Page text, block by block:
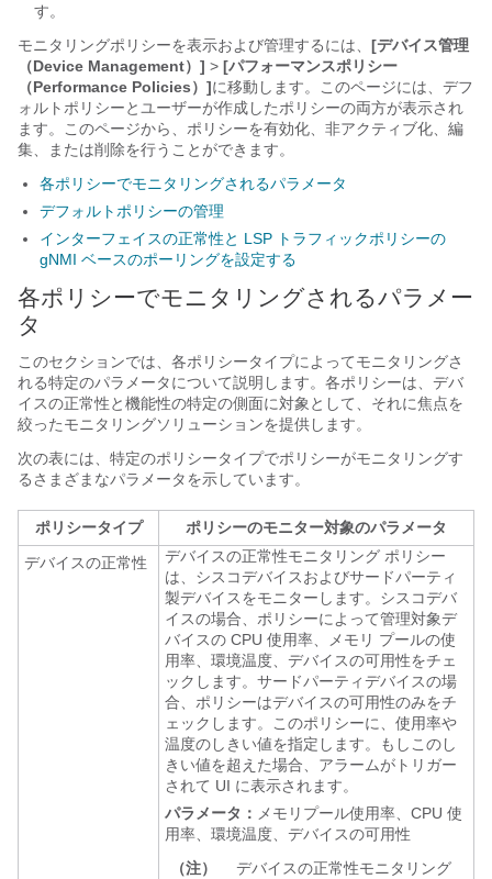
す。
モニタリングポリシーを表示および管理するには、 [デバイス管理
（Device Management）] > [パフォーマンスポリシー
（Performance Policies）]に移動します。このページには、デフ
ォルトポリシーとユーザーが作成したポリシーの両方が表示され
ます。このページから、ポリシーを有効化、非アクティブ化、編
集、または削除を行うことができます。
各ポリシーでモニタリングされるパラメータ
デフォルトポリシーの管理
インターフェイスの正常性と LSP トラフィックポリシーの
gNMI ベースのポーリングを設定する
各ポリシーでモニタリングされるパラメー
タ
このセクションでは、各ポリシータイプによってモニタリングさ
れる特定のパラメータについて説明します。各ポリシーは、デバ
イスの正常性と機能性の特定の側面に対象として、それに焦点を
絞ったモニタリングソリューションを提供します。
次の表には、特定のポリシータイプでポリシーがモニタリングす
るさまざまなパラメータを示しています。
ポリシータイプ
ポリシーのモニター対象のパラメータ
デバイスの正常性
デバイスの正常性モニタリング ポリシー
は、シスコデバイスおよびサードパーティ
製デバイスをモニターします。シスコデバ
イスの場合、ポリシーによって管理対象デ
バイスの CPU 使用率、メモリ プールの使
用率、環境温度、デバイスの可用性をチェ
ックします。サードパーティデバイスの場
合、ポリシーはデバイスの可用性のみをチ
ェックします。このポリシーに、使用率や
温度のしきい値を指定します。もしこのし
きい値を超えた場合、アラームがトリガー
されて UI に表示されます。
パラメータ： メモリプール使用率、CPU 使
用率、環境温度、デバイスの可用性
（注）
デバイスの正常性モニタリング